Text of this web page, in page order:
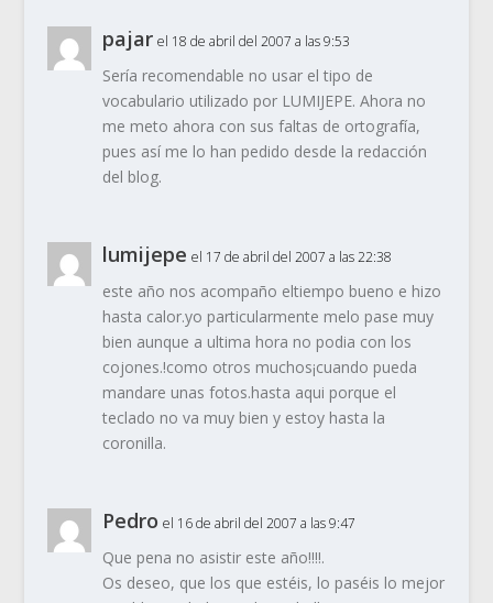
pajar el 18 de abril del 2007 a las 9:53
Sería recomendable no usar el tipo de
vocabulario utilizado por LUMIJEPE. Ahora no
me meto ahora con sus faltas de ortografía,
pues así me lo han pedido desde la redacción
del blog.
lumijepe el 17 de abril del 2007 a las 22:38
este año nos acompaño eltiempo bueno e hizo
hasta calor.yo particularmente melo pase muy
bien aunque a ultima hora no podia con los
cojones.!como otros muchos¡cuando pueda
mandare unas fotos.hasta aqui porque el
teclado no va muy bien y estoy hasta la
coronilla.
Pedro el 16 de abril del 2007 a las 9:47
Que pena no asistir este año!!!!.
Os deseo, que los que estéis, lo paséis lo mejor